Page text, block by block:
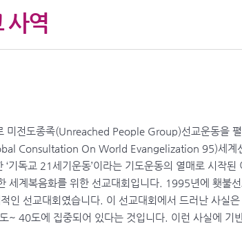
사역
미전도종족(Unreached People Group)선교운동을
Consultation On World Evangelization 95)세계
‘기독교 21세기운동’이라는 기도운동의 열매로 시작
세계복음화를 위한 선교대회입니다. 1995년에 횃불
인 선교대회였습니다. 이 선교대회에서 드러난 사실
~ 40도에 집중되어 있다는 것입니다. 이런 사실에 기